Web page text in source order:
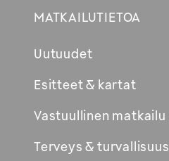
MATKAILUTIETOA
Uutuudet
Esitteet & kartat
Vastuullinen matkailu
Terveys & turvallisuus